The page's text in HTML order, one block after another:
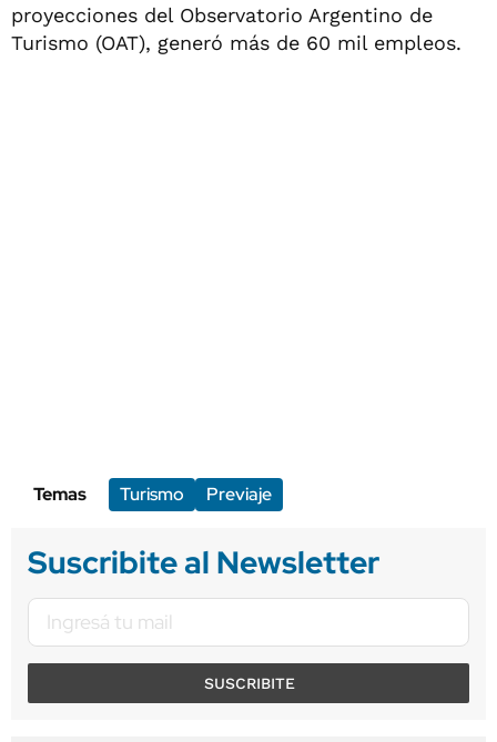
proyecciones del Observatorio Argentino de
Turismo (OAT), generó más de 60 mil empleos.
Temas Turismo Previaje
Suscribite al Newsletter
SUSCRIBITE